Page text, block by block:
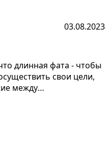
03.08.2023
длинная фата - чтобы
свои цели,
между